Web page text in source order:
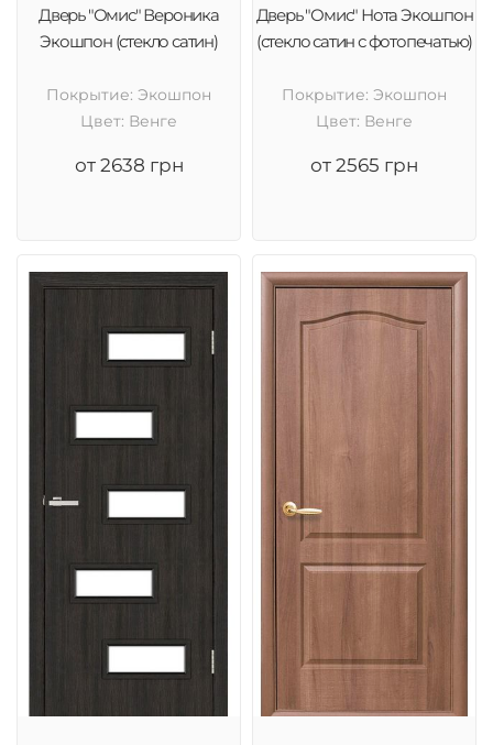
Дверь "Омис" Вероника
Экошпон (стекло сатин)
Покрытие: Экошпон
Цвет: Венге
от 2638 грн
Дверь "Омис" Нота Экошпон
(стекло сатин с фотопечатью)
Покрытие: Экошпон
Цвет: Венге
от 2565 грн